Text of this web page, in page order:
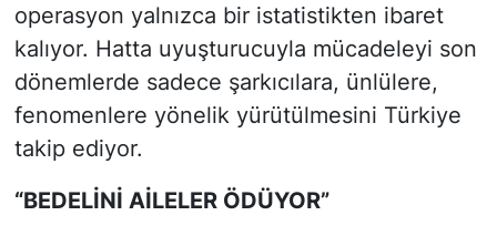
operasyon yalnızca bir istatistikten ibaret
kalıyor. Hatta uyuşturucuyla mücadeleyi son
dönemlerde sadece şarkıcılara, ünlülere,
fenomenlere yönelik yürütülmesini Türkiye
takip ediyor.
“BEDELİNİ AİLELER ÖDÜYOR”